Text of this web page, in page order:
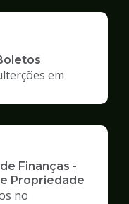
em
Finanças -
Propriedade
no